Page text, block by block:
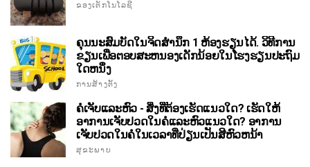
ຂອງເຕັກໂນໂລຊີ
ຄຸນນະສົມບັດໃນຈິດສໍານຶກ 1 ຫ້ອງຮຽນໄດ້. ວິທີການ
ຂຽນເພື່ອຕອບສະຫນອງເດັກນ້ອຍໃນໂຮງຮຽນປະຖົມ
ໃດຫນຶ່ງ
ການສ້າງຕັ້ງ
ຄໍເຈັບແລະຫົວ - ສິ່ງທີ່ຕ້ອງເຮັດແນວໃດ? ເຮັດໃຫ້
ອາການເຈັບປວດໃນຄໍແລະຫົວແນວໃດ? ອາການ
ເຈັບປວດໃນຄໍໃນເວລາທີ່ປ່ຽນເປັນສີຫົວຫນ້າ
ສຸຂະພາບ